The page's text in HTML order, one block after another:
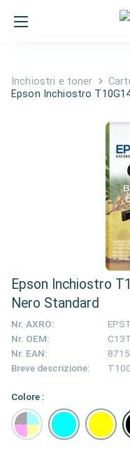
Inchiostri e toner
Epson Inchiostro
Epson Inchiostro
Nero Standard
Nr. AXRO:
Nr. OEM:
Nr. EAN:
Breve descrizione:
Colore :